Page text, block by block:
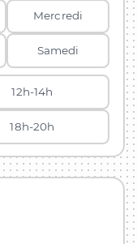
Mercredi
Samedi
12h-14h
18h-20h